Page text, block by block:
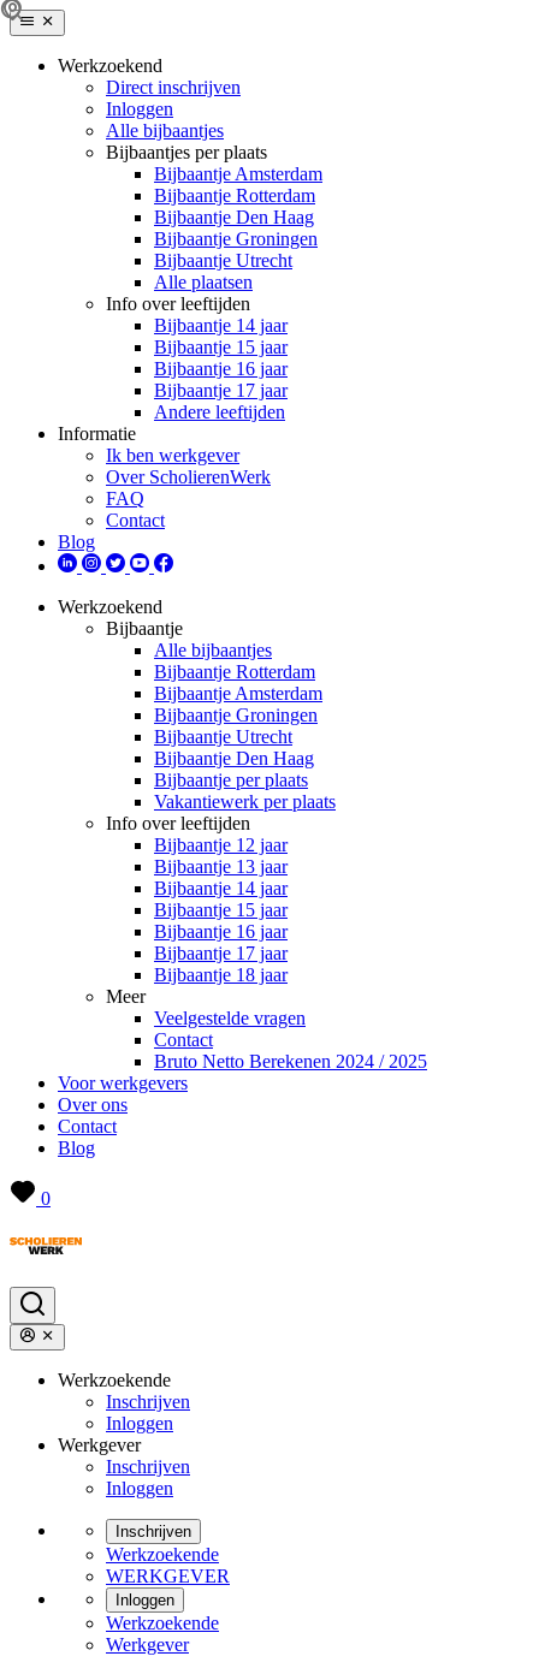
Werkzoekend
Direct inschrijven
Inloggen
Alle bijbaantjes
Bijbaantjes per plaats
Bijbaantje Amsterdam
Bijbaantje Rotterdam
Bijbaantje Den Haag
Bijbaantje Groningen
Bijbaantje Utrecht
Alle plaatsen
Info over leeftijden
Bijbaantje 14 jaar
Bijbaantje 15 jaar
Bijbaantje 16 jaar
Bijbaantje 17 jaar
Andere leeftijden
Informatie
Ik ben werkgever
Over ScholierenWerk
FAQ
Contact
Blog
Werkzoekend
Bijbaantje
Alle bijbaantjes
Bijbaantje Rotterdam
Bijbaantje Amsterdam
Bijbaantje Groningen
Bijbaantje Utrecht
Bijbaantje Den Haag
Bijbaantje per plaats
Vakantiewerk per plaats
Info over leeftijden
Bijbaantje 12 jaar
Bijbaantje 13 jaar
Bijbaantje 14 jaar
Bijbaantje 15 jaar
Bijbaantje 16 jaar
Bijbaantje 17 jaar
Bijbaantje 18 jaar
Meer
Veelgestelde vragen
Contact
Bruto Netto Berekenen 2024 / 2025
Voor werkgevers
Over ons
Contact
Blog
0
Werkzoekende
Inschrijven
Inloggen
Werkgever
Inschrijven
Inloggen
Inschrijven
Werkzoekende
WERKGEVER
Inloggen
Werkzoekende
Werkgever